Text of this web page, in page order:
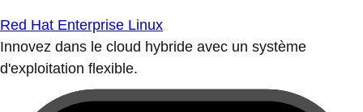
Red Hat Enterprise Linux
Innovez dans le cloud hybride avec un système
d'exploitation flexible.